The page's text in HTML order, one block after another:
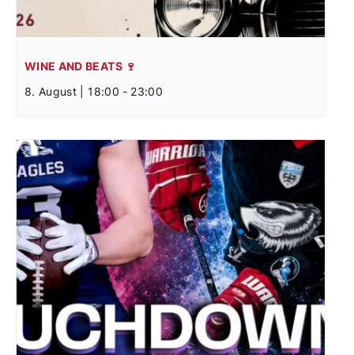
WINE AND BEATS 🍷
8. August | 18:00 - 23:00